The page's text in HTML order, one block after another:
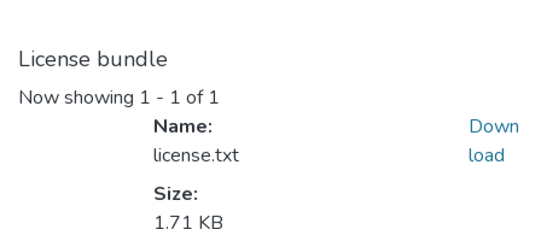
License bundle
Now showing 1 - 1 of 1
Name:
license.txt
Size:
1.71 KB
Down
load